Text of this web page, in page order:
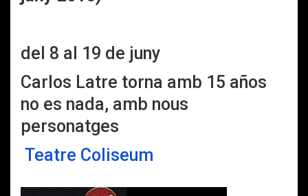
del 8 al 19 de juny
Carlos Latre torna amb 15 años
no es nada, amb nous
personatges
Teatre Coliseum